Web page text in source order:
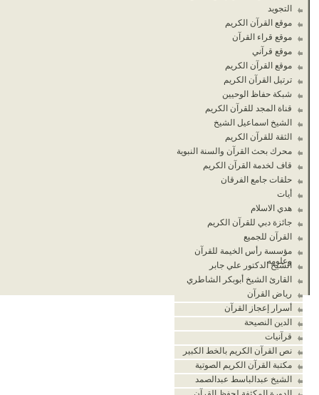
التجويد
موقع القرآن الكريم
موقع قراء القرآن
موقع قرآني
موقع القرآن الكريم
ترتيل القرآن الكريم
شبكة حفاظ الوحيين
قناة المجد للقرآن الكريم
الشيخ اسماعيل الشيخ
الثقة للقرآن الكريم
محرك بحث القرآن والسنة النبوية
قاف لخدمة القرآن الكريم
حلقات جامع الفرقان
أيات
هدي الاسلام
جائزة دبي للقرآن الكريم
القرآن للجميع
مؤسسة رأس الخيمة للقرآن
وعلومه
الشيخ الدكتور علي جابر
القارئ الشيخ أبوبكر الشاطري
رياض القرآن
أسرار إعجاز القرآن
الدين النصيحة
قرآنيات
نص القرآن الكريم بالخط الكبير
مكتبة القرآن الكريم الصوتية
الشيخ عبدالباسط عبدالصمد